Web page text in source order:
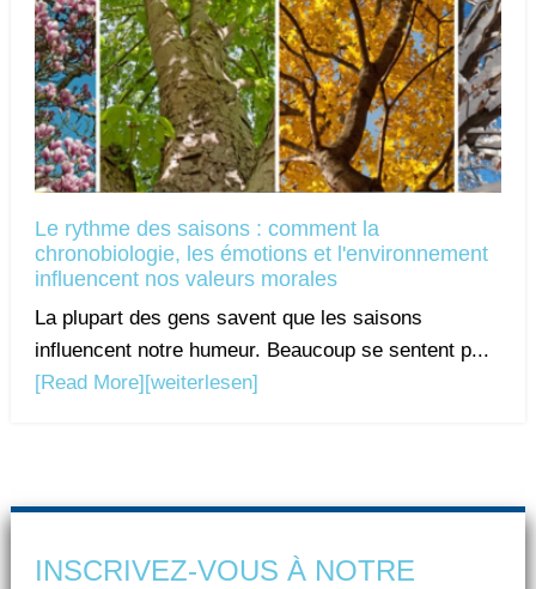
Le rythme des saisons : comment la
chronobiologie, les émotions et l'environnement
influencent nos valeurs morales
La plupart des gens savent que les saisons
influencent notre humeur. Beaucoup se sentent p...
[Read More][weiterlesen]
INSCRIVEZ-VOUS À NOTRE